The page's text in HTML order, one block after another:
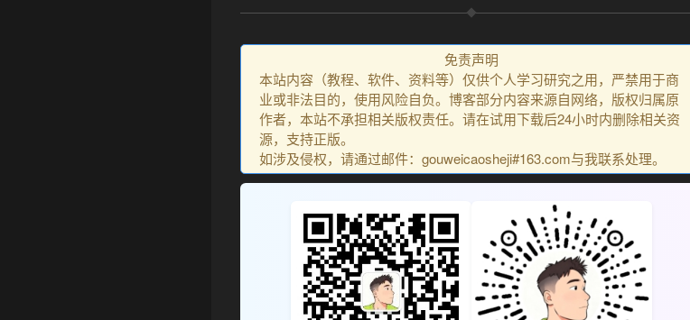
免责声明
本站内容（教程、软件、资料等）仅供个人学习研究之用，严禁用于商
业或非法目的，使用风险自负。博客部分内容来源自网络，版权归属原
作者，本站不承担相关版权责任。请在试用下载后24小时内删除相关资
源，支持正版。
如涉及侵权，请通过邮件：gouweicaosheji#163.com与我联系处理。